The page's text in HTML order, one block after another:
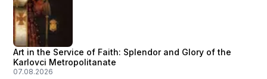
Art in the Service of Faith: Splendor and Glory of the
Karlovci Metropolitanate
07.08.2026